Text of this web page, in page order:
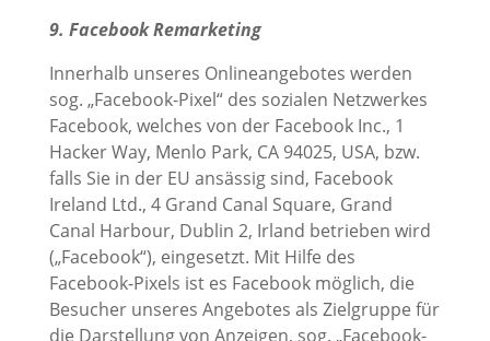
9. Facebook Remarketing
Innerhalb unseres Onlineangebotes werden
sog. „Facebook-Pixel“ des sozialen Netzwerkes
Facebook, welches von der Facebook Inc., 1
Hacker Way, Menlo Park, CA 94025, USA, bzw.
falls Sie in der EU ansässig sind, Facebook
Ireland Ltd., 4 Grand Canal Square, Grand
Canal Harbour, Dublin 2, Irland betrieben wird
(„Facebook“), eingesetzt. Mit Hilfe des
Facebook-Pixels ist es Facebook möglich, die
Besucher unseres Angebotes als Zielgruppe für
die Darstellung von Anzeigen, sog. „Facebook-